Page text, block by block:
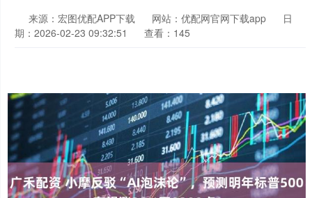
来源：宏图优配APP下载 网站：优配网官网下载app
日
期：2026-02-23 09:32:51
查看：145